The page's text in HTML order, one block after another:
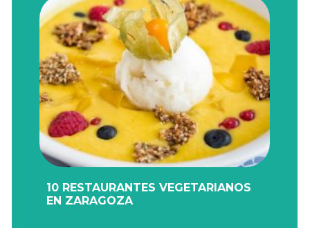
10 RESTAURANTES VEGETARIANOS
EN ZARAGOZA